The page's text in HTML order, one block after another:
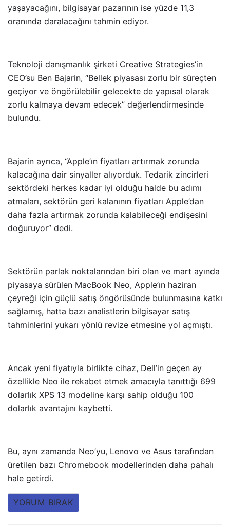
yaşayacağını, bilgisayar pazarının ise yüzde 11,3
oranında daralacağını tahmin ediyor.
Teknoloji danışmanlık şirketi Creative Strategies’in
CEO’su Ben Bajarin, “Bellek piyasası zorlu bir süreçten
geçiyor ve öngörülebilir gelecekte de yapısal olarak
zorlu kalmaya devam edecek” değerlendirmesinde
bulundu.
Bajarin ayrıca, “Apple’ın fiyatları artırmak zorunda
kalacağına dair sinyaller alıyorduk. Tedarik zincirleri
sektördeki herkes kadar iyi olduğu halde bu adımı
atmaları, sektörün geri kalanının fiyatları Apple’dan
daha fazla artırmak zorunda kalabileceği endişesini
doğuruyor” dedi.
Sektörün parlak noktalarından biri olan ve mart ayında
piyasaya sürülen MacBook Neo, Apple’ın haziran
çeyreği için güçlü satış öngörüsünde bulunmasına katkı
sağlamış, hatta bazı analistlerin bilgisayar satış
tahminlerini yukarı yönlü revize etmesine yol açmıştı.
Ancak yeni fiyatıyla birlikte cihaz, Dell’in geçen ay
özellikle Neo ile rekabet etmek amacıyla tanıttığı 699
dolarlık XPS 13 modeline karşı sahip olduğu 100
dolarlık avantajını kaybetti.
Bu, aynı zamanda Neo’yu, Lenovo ve Asus tarafından
üretilen bazı Chromebook modellerinden daha pahalı
hale getirdi.
YORUM BIRAK